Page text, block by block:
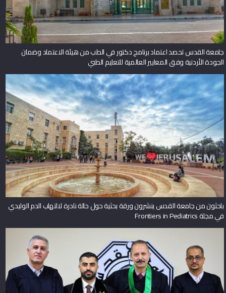
جامعة القدس تحصد اعتماد برنامج دكتور في الطب من هيئة الاعتماد وضمان
الجودة الأردنية وفق المعايير العالمية للتعليم الطبي
باحثون من جامعة القدس ينشرون ورقة بحثية حول حالة نادرة لالتهاب الدم الوليدي
في مجلة Frontiers in Pediatrics